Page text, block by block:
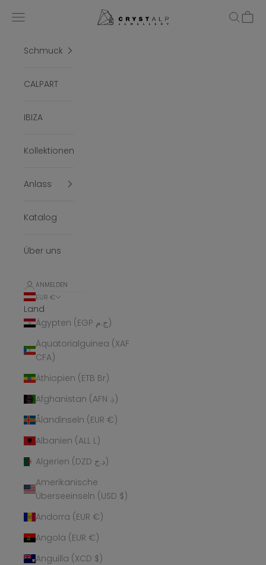
crystalpjewelry
Menü Suchen
Schmuck
CALPART
IBIZA
Kollektionen
Anlass
Katalog
Über uns
ANMELDEN
EUR €
Land
Ägypten (EGP ج.م)
Äquatorialguinea (XAF
CFA)
Äthiopien (ETB Br)
Afghanistan (AFN ؋)
Ålandinseln (EUR €)
Albanien (ALL L)
Algerien (DZD د.ج)
Amerikanische
Überseeinseln (USD $)
Andorra (EUR €)
Angola (EUR €)
Anguilla (XCD $)